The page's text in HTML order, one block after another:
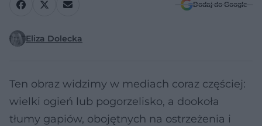
Dodaj do Google
Eliza Dolecka
Ten obraz widzimy w mediach coraz częściej:
wielki ogień lub pogorzelisko, a dookoła
tłumy gapiów, obojętnych na ostrzeżenia i